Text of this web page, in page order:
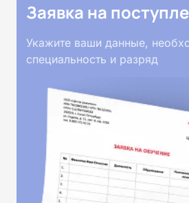
Заявка на
Укажите ваши данные,
специальность и разряд